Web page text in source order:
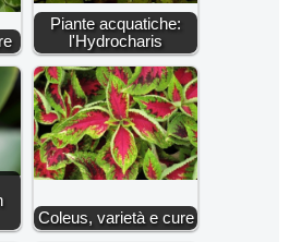
Piante acquatiche:
l'Hydrocharis
Coleus, varietà e cure